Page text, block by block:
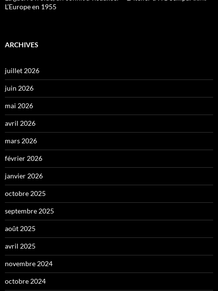
L’Europe en 1955
ARCHIVES
juillet 2026
juin 2026
mai 2026
avril 2026
mars 2026
février 2026
janvier 2026
octobre 2025
septembre 2025
août 2025
avril 2025
novembre 2024
octobre 2024